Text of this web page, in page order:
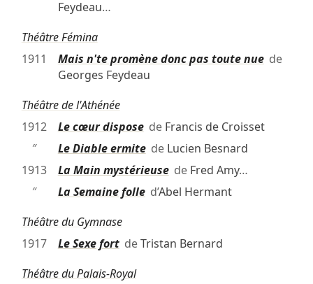
Feydeau…
Théâtre Fémina
1911
Mais n'te promène donc pas toute nuede
Georges Feydeau
Théâtre de l'Athénée
1912
Le cœur disposede Francis de Croisset
″
Le Diable ermitede Lucien Besnard
1913
La Main mystérieusede Fred Amy…
″
La Semaine folled’Abel Hermant
Théâtre du Gymnase
1917
Le Sexe fortdeTristan Bernard
Théâtre du Palais-Royal